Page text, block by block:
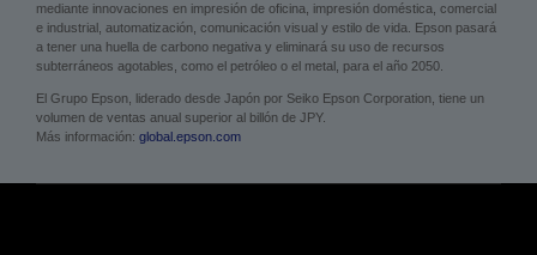
mediante innovaciones en impresión de oficina, impresión doméstica, comercial
e industrial, automatización, comunicación visual y estilo de vida. Epson pasará
a tener una huella de carbono negativa y eliminará su uso de recursos
subterráneos agotables, como el petróleo o el metal, para el año 2050.
El Grupo Epson, liderado desde Japón por Seiko Epson Corporation, tiene un
volumen de ventas anual superior al billón de JPY.
Más información: global.epson.com